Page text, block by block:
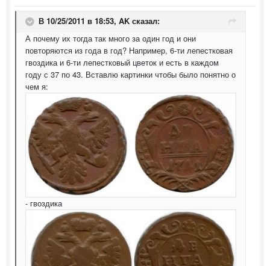
В 10/25/2011 в 18:53, AK сказал:
А почему их тогда так много за один год и они
повторяются из года в год? Например, 6-ти лепестковая
гвоздика и 6-ти лепестковый цветок и есть в каждом
году с 37 по 43. Вставлю картинки чтобы было понятно о
чем я:
- гвоздика